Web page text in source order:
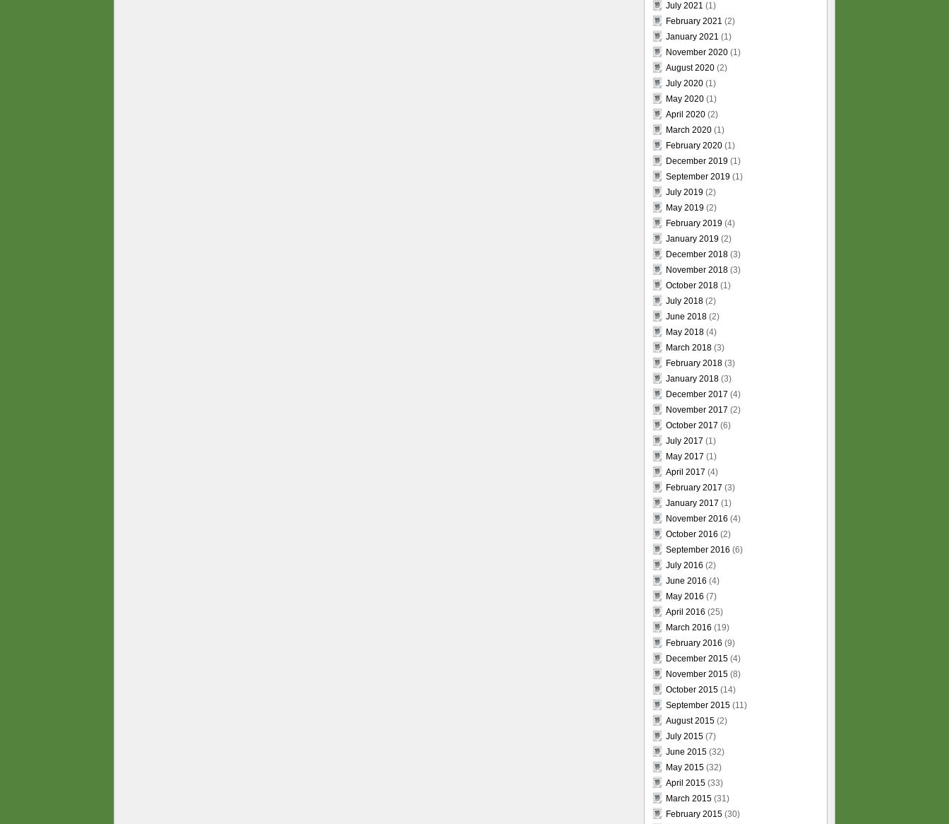
July 2021 (1)
February 2021 (2)
January 2021 (1)
November 2020 (1)
August 2020 (2)
July 2020 (1)
May 2020 (1)
April 2020 (2)
March 2020 (1)
February 2020 (1)
December 2019 (1)
September 2019 (1)
July 2019 (2)
May 2019 (2)
February 2019 (4)
January 2019 (2)
December 2018 (3)
November 2018 (3)
October 2018 (1)
July 2018 (2)
June 2018 (2)
May 2018 (4)
March 2018 (3)
February 2018 (3)
January 2018 (3)
December 2017 (4)
November 2017 (2)
October 2017 (6)
July 2017 (1)
May 2017 (1)
April 2017 (4)
February 2017 (3)
January 2017 (1)
November 2016 (4)
October 2016 (2)
September 2016 (6)
July 2016 (2)
June 2016 (4)
May 2016 (7)
April 2016 (25)
March 2016 (19)
February 2016 (9)
December 2015 (4)
November 2015 (8)
October 2015 (14)
September 2015 (11)
August 2015 (2)
July 2015 (7)
June 2015 (32)
May 2015 (32)
April 2015 (33)
March 2015 (31)
February 2015 (30)